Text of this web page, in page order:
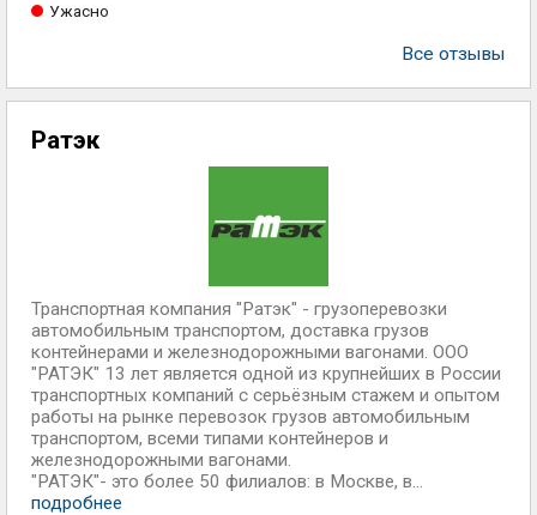
Ужасно
Все отзывы
Ратэк
Транспортная компания "Ратэк" - грузоперевозки
автомобильным транспортом, доставка грузов
контейнерами и железнодорожными вагонами. ООО
"РАТЭК" 13 лет является одной из крупнейших в России
транспортных компаний с серьёзным стажем и опытом
работы на рынке перевозок грузов автомобильным
транспортом, всеми типами контейнеров и
железнодорожными вагонами.
"РАТЭК"- это более 50 филиалов: в Москве, в...
подробнее